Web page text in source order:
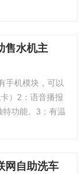
售水机主
手机模块，可以
）2：语音播报
功能。3：有温
网自助洗车